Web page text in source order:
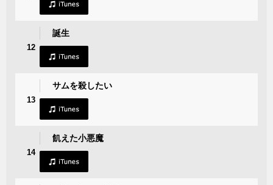
12
誕生
13
サムを殺したい
14
飢えた小悪魔